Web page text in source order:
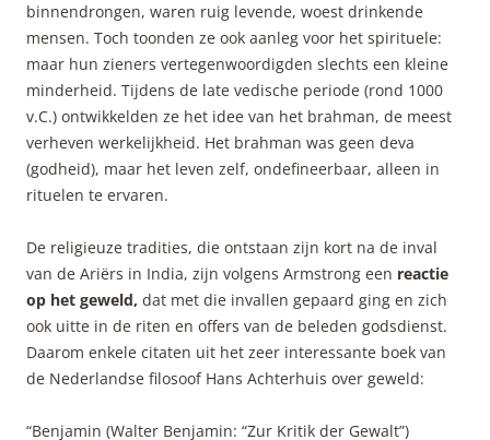
binnendrongen, waren ruig levende, woest drinkende
mensen. Toch toonden ze ook aanleg voor het spirituele:
maar hun zieners vertegenwoordigden slechts een kleine
minderheid. Tijdens de late vedische periode (rond 1000
v.C.) ontwikkelden ze het idee van het brahman, de meest
verheven werkelijkheid. Het brahman was geen deva
(godheid), maar het leven zelf, ondefineerbaar, alleen in
rituelen te ervaren.
De religieuze tradities, die ontstaan zijn kort na de inval
van de Ariërs in India, zijn volgens Armstrong een reactie
op het geweld, dat met die invallen gepaard ging en zich
ook uitte in de riten en offers van de beleden godsdienst.
Daarom enkele citaten uit het zeer interessante boek van
de Nederlandse filosoof Hans Achterhuis over geweld:
“Benjamin (Walter Benjamin: “Zur Kritik der Gewalt”)